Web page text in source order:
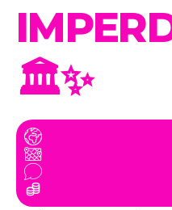
🏛️✨